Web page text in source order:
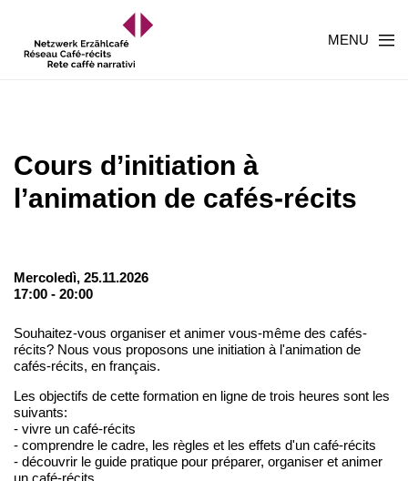
MENU
Cours d’initiation à
l’animation de cafés-récits
Mercoledì, 25.11.2026
17:00 - 20:00
Souhaitez-vous organiser et animer vous-même des cafés-
récits? Nous vous proposons une initiation à l'animation de
cafés-récits, en français.
Les objectifs de cette formation en ligne de trois heures sont les
suivants:
- vivre un café-récits
- comprendre le cadre, les règles et les effets d'un café-récits
- découvrir le guide pratique pour préparer, organiser et animer
un café-récits